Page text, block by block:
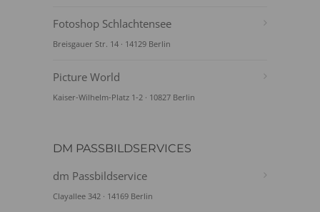
Fotoshop Schlachtensee
Breisgauer Str. 14 · 14129 Berlin
Picture World
Kaiser-Wilhelm-Platz 1-2 · 10827 Berlin
DM PASSBILDSERVICES
dm Passbildservice
Clayallee 342 · 14169 Berlin